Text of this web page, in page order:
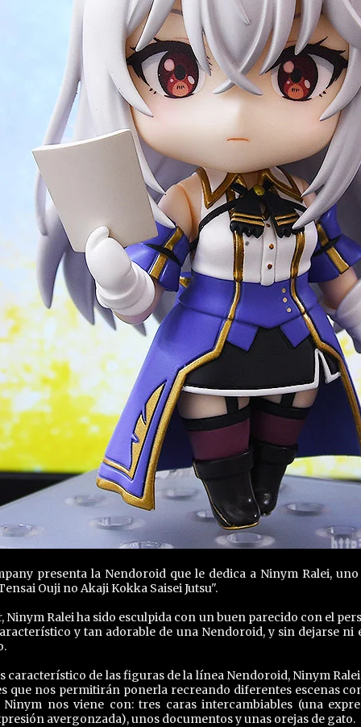
presenta la Nendoroid que le dedica a Ninym Ralei,
Ouji no Akaji Kokka Saisei Jutsu".
Ninym Ralei ha sido esculpida con un buen parecido con el
y tan adorable de una Nendoroid, y sin dejarse ni
característico de las figuras de la línea Nendoroid, Ninym
que nos permitirán ponerla recreando diferentes escenas
Ninym nos viene con: tres caras intercambiables (una
avergonzada), unos documentos y unas orejas de gato.